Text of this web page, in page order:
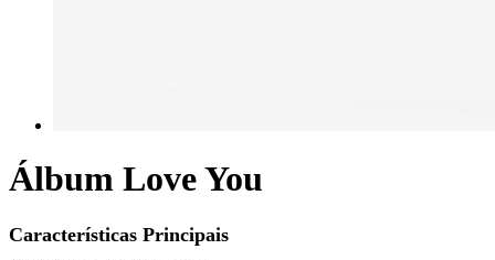
Álbum Love You
Características Principais